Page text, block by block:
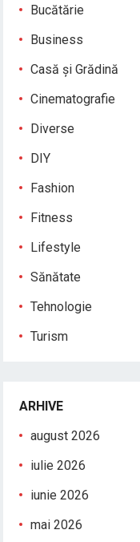
Bucătărie
Business
Casă și Grădină
Cinematografie
Diverse
DIY
Fashion
Fitness
Lifestyle
Sănătate
Tehnologie
Turism
ARHIVE
august 2026
iulie 2026
iunie 2026
mai 2026